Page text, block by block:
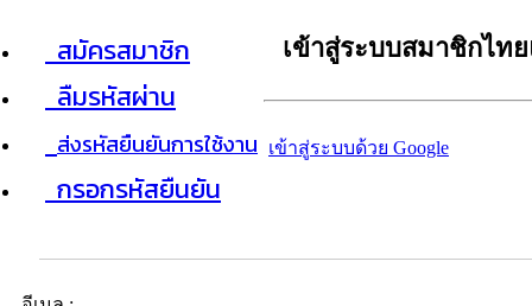
สมัครสมาชิก
ลืมรหัสผ่าน
ส่งรหัสยืนยันการใช้งาน
กรอกรหัสยืนยัน
เข้าสู่ระบบสมาชิกไท
เข้าสู่ระบบด้วย Google